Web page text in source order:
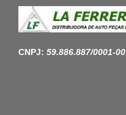
CNPJ: 59.886.887/0001-00